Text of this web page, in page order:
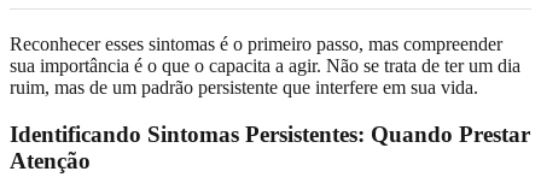
Reconhecer esses sintomas é o primeiro passo, mas compreender
sua importância é o que o capacita a agir. Não se trata de ter um dia
ruim, mas de um padrão persistente que interfere em sua vida.
Identificando Sintomas Persistentes: Quando Prestar
Atenção